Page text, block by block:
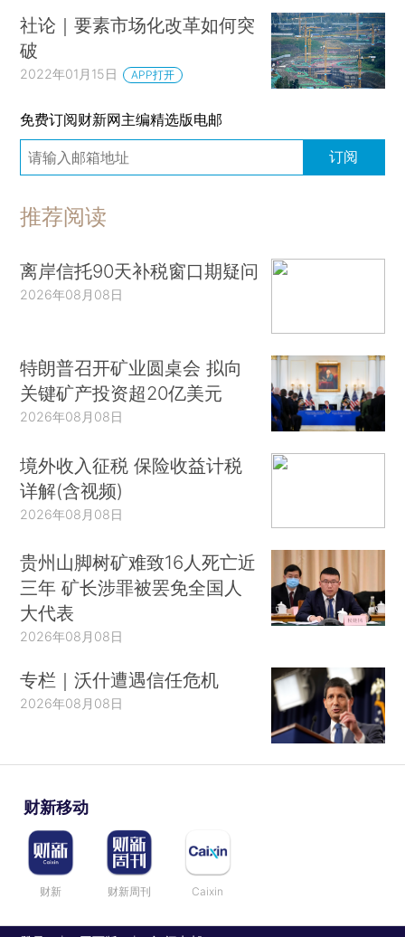
社论｜要素市场化改革如何突
破
2022年01月15日 APP打开
免费订阅财新网主编精选版电邮
订阅
推荐阅读
离岸信托90天补税窗口期疑问
2026年08月08日
特朗普召开矿业圆桌会 拟向
关键矿产投资超20亿美元
2026年08月08日
境外收入征税 保险收益计税
详解(含视频)
2026年08月08日
贵州山脚树矿难致16人死亡近
三年 矿长涉罪被罢免全国人
大代表
2026年08月08日
专栏｜沃什遭遇信任危机
2026年08月08日
财新移动
财新 财新周刊 Caixin